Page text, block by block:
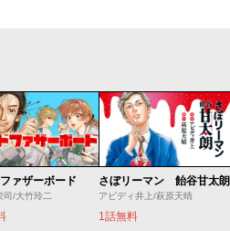
ァザーボード
司/大竹玲二
さぼリーマン 飴谷甘太朗
アビディ井上/萩原天晴
1話無料